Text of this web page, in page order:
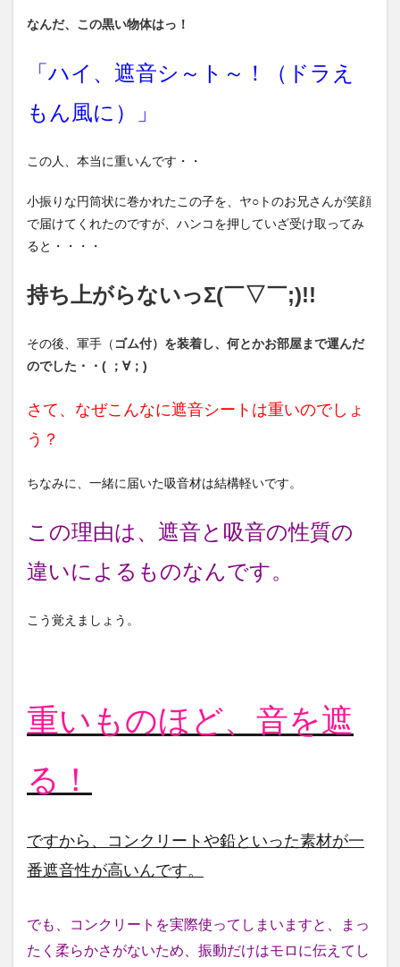
なんだ、この黒い物体はっ！
「ハイ、遮音シ～ト～！（ドラえ
もん風に）」
この人、本当に重いんです・・
小振りな円筒状に巻かれたこの子を、ヤ○トのお兄さんが笑顔
で届けてくれたのですが、ハンコを押していざ受け取ってみ
ると・・・・
持ち上がらないっΣ(￣▽￣;)!!
その後、軍手（ ゴム付） を装着し、何とかお部屋まで運んだ
のでした・
・( ；∀；)
さて、なぜこんなに遮音シートは重いのでしょ
う？
ちなみに、一緒に届いた吸音材は結構軽いです。
この理由は、遮音と吸音の性質の
違いによるものなんです。
こう覚えましょう。
重いものほど、音を遮
る！
ですから、コンクリートや鉛といった素材が一
番遮音性が高いんです。
でも、コンクリートを実際使ってしまいますと、まっ
たく柔らかさがないため、振動だけはモロに伝えてし